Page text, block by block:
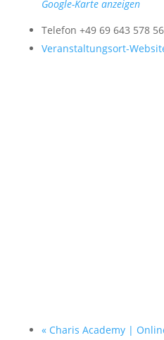
Google-Karte anzeigen
Telefon +49 69 643 578
Veranstaltungsort-
«Charis Academy |